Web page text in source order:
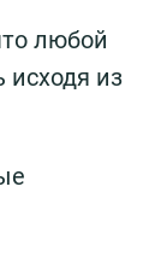
любой
исходя из